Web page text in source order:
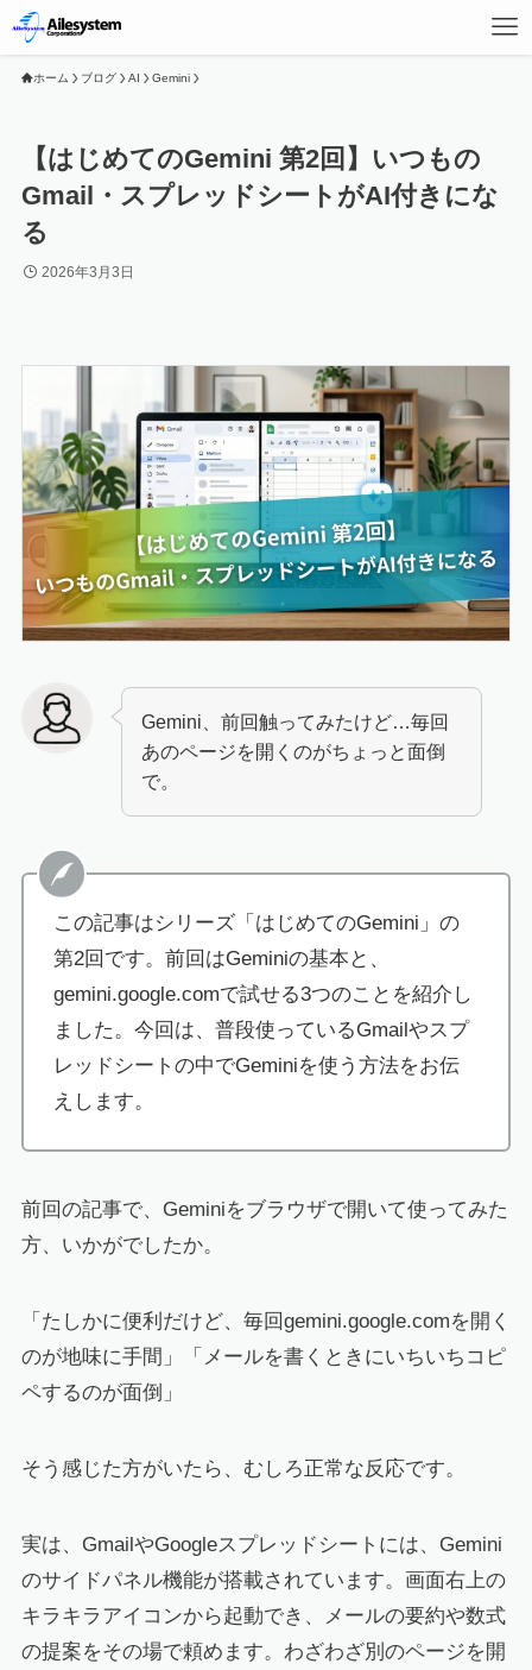
ホーム ブログ AI Gemini
【はじめてのGemini 第2回】いつもの
Gmail・スプレッドシートがAI付きにな
る
2026年3月3日
Gemini、前回触ってみたけど…毎回
あのページを開くのがちょっと面倒
で。
この記事はシリーズ「はじめてのGemini」の
第2回です。前回はGeminiの基本と、
gemini.google.comで試せる3つのことを紹介し
ました。今回は、普段使っているGmailやスプ
レッドシートの中でGeminiを使う方法をお伝
えします。
前回の記事で、Geminiをブラウザで開いて使ってみた
方、いかがでしたか。
「たしかに便利だけど、毎回gemini.google.comを開く
のが地味に手間」「メールを書くときにいちいちコピ
ペするのが面倒」
そう感じた方がいたら、むしろ正常な反応です。
実は、GmailやGoogleスプレッドシートには、Gemini
のサイドパネル機能が搭載されています。画面右上の
キラキラアイコンから起動でき、メールの要約や数式
の提案をその場で頼めます。わざわざ別のページを開